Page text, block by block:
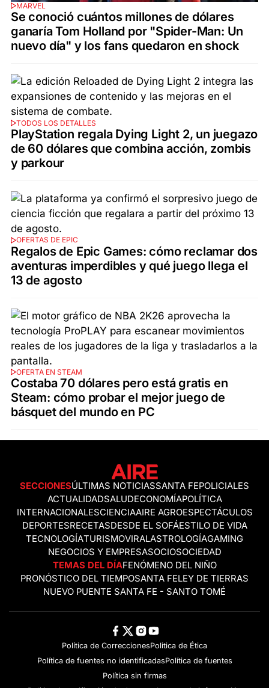
MARVEL
Se conoció cuántos millones de dólares
ganaría Tom Holland por "Spider-Man: Un
nuevo día" y los fans quedaron en shock
TODOS LOS DETALLES
PlayStation regala Dying Light 2, un juegazo
de 60 dólares que combina acción, zombis
y parkour
OFERTAS DE EPIC
Regalos de Epic Games: cómo reclamar dos
aventuras imperdibles y qué juego llega el
13 de agosto
OFERTA EN STEAM
Costaba 70 dólares pero está gratis en
Steam: cómo probar el mejor juego de
básquet del mundo en PC
SECCIONESÚLTIMAS NOTICIASSANTA FEPOLICIALES
ACTUALIDADSALUDECONOMÍAPOLÍTICA
INTERNACIONALESCIENCIAAIRE AGROESPECTÁCULOS
DEPORTESRECETASDESDE EL SOFÁESTILO DE VIDA
TECNOLOGÍATURISMOVIRALASTROLOGÍAGAMING
NEGOCIOS Y EMPRESASOCIOSOCIEDAD
TEMAS DEL DÍAFENÓMENO DEL NIÑO
PRONÓSTICO DEL TIEMPOSANTA FELEY DE TIERRAS
NUEVO PUENTE SANTA FE - SANTO TOMÉ
Política de CorreccionesPolitica de Ética
Política de fuentes no identificadasPolítica de fuentes
Política sin firmas